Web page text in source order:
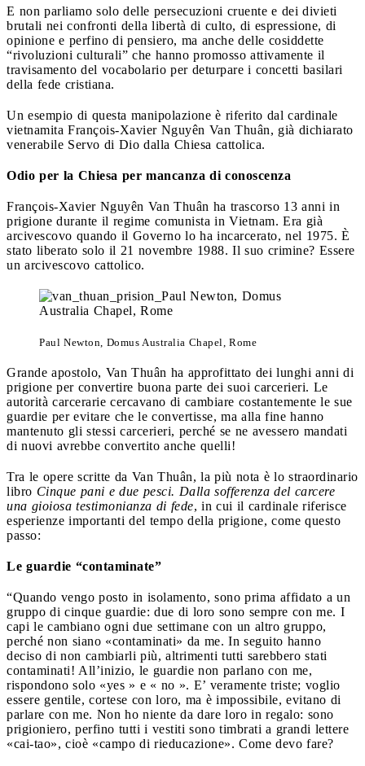
E non parliamo solo delle persecuzioni cruente e dei divieti
brutali nei confronti della libertà di culto, di espressione, di
opinione e perfino di pensiero, ma anche delle cosiddette
“rivoluzioni culturali” che hanno promosso attivamente il
travisamento del vocabolario per deturpare i concetti basilari
della fede cristiana.
Un esempio di questa manipolazione è riferito dal cardinale
vietnamita François-Xavier Nguyên Van Thuân, già dichiarato
venerabile Servo di Dio dalla Chiesa cattolica.
Odio per la Chiesa per mancanza di conoscenza
François-Xavier Nguyên Van Thuân ha trascorso 13 anni in
prigione durante il regime comunista in Vietnam. Era già
arcivescovo quando il Governo lo ha incarcerato, nel 1975. È
stato liberato solo il 21 novembre 1988. Il suo crimine? Essere
un arcivescovo cattolico.
Paul Newton, Domus Australia Chapel, Rome
Grande apostolo, Van Thuân ha approfittato dei lunghi anni di
prigione per convertire buona parte dei suoi carcerieri. Le
autorità carcerarie cercavano di cambiare costantemente le sue
guardie per evitare che le convertisse, ma alla fine hanno
mantenuto gli stessi carcerieri, perché se ne avessero mandati
di nuovi avrebbe convertito anche quelli!
Tra le opere scritte da Van Thuân, la più nota è lo straordinario
libro Cinque pani e due pesci. Dalla sofferenza del carcere
una gioiosa testimonianza di fede, in cui il cardinale riferisce
esperienze importanti del tempo della prigione, come questo
passo:
Le guardie “contaminate”
“Quando vengo posto in isolamento, sono prima affidato a un
gruppo di cinque guardie: due di loro sono sempre con me. I
capi le cambiano ogni due settimane con un altro gruppo,
perché non siano «contaminati» da me. In seguito hanno
deciso di non cambiarli più, altrimenti tutti sarebbero stati
contaminati! All’inizio, le guardie non parlano con me,
rispondono solo «yes » e « no ». E’ veramente triste; voglio
essere gentile, cortese con loro, ma è impossibile, evitano di
parlare con me. Non ho niente da dare loro in regalo: sono
prigioniero, perfino tutti i vestiti sono timbrati a grandi lettere
«cai-tao», cioè «campo di rieducazione». Come devo fare?